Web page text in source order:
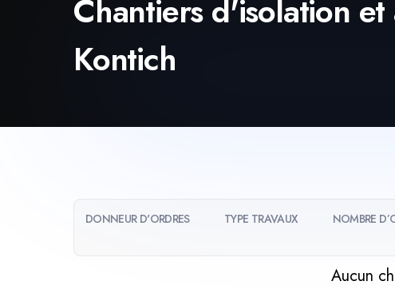
Chantiers d'isolation
Kontich
DONNEUR D'ORDRES TYPE TRAVAUX NOMBRE
Aucun